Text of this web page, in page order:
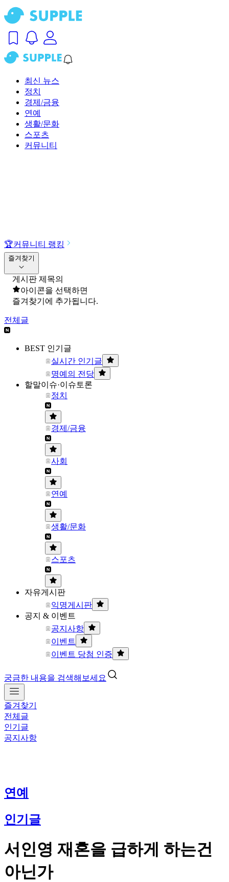
최신 뉴스
정치
경제/금융
연예
생활/문화
스포츠
커뮤니티
🏆커뮤니티 랭킹
즐겨찾기
게시판 제목의
아이콘을 선택하면
즐겨찾기에 추가됩니다.
전체글
BEST 인기글
실시간 인기글
명예의 전당
할말이슈·이슈토론
정치
경제/금융
사회
연예
생활/문화
스포츠
자유게시판
익명게시판
공지 & 이벤트
공지사항
이벤트
이벤트 당첨 인증
궁금한 내용을 검색해보세요
즐겨찾기
전체글
인기글
공지사항
연예
인기글
서인영 재혼을 급하게 하는건
아닌가